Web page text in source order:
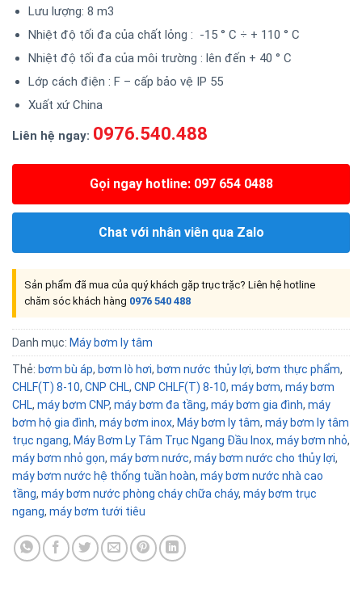
Lưu lượng: 8 m3
Nhiệt độ tối đa của chất lỏng : -15 ° C ÷ + 110 ° C
Nhiệt độ tối đa của môi trường : lên đến + 40 ° C
Lớp cách điện : F – cấp bảo vệ IP 55
Xuất xứ China
Liên hệ ngay: 0976.540.488
Gọi ngay hotline: 097 654 0488
Chat với nhân viên qua Zalo
Sản phẩm đã mua của quý khách gặp trục trặc? Liên hệ hotline
chăm sóc khách hàng 0976 540 488
Danh mục: Máy bơm ly tâm
Thẻ: bơm bù áp, bơm lò hơi, bơm nước thủy lợi, bơm thực phẩm,
CHLF(T) 8-10, CNP CHL, CNP CHLF(T) 8-10, máy bơm, máy bơm
CHL, máy bơm CNP, máy bơm đa tầng, máy bơm gia đình, máy
bơm hộ gia đình, máy bơm inox, Máy bơm ly tâm, máy bơm ly tâm
trục ngang, Máy Bơm Ly Tâm Trục Ngang Đầu Inox, máy bơm nhỏ,
máy bơm nhỏ gọn, máy bơm nước, máy bơm nước cho thủy lợi,
máy bơm nước hệ thống tuần hoàn, máy bơm nước nhà cao
tầng, máy bơm nước phòng cháy chữa cháy, máy bơm trục
ngang, máy bơm tưới tiêu